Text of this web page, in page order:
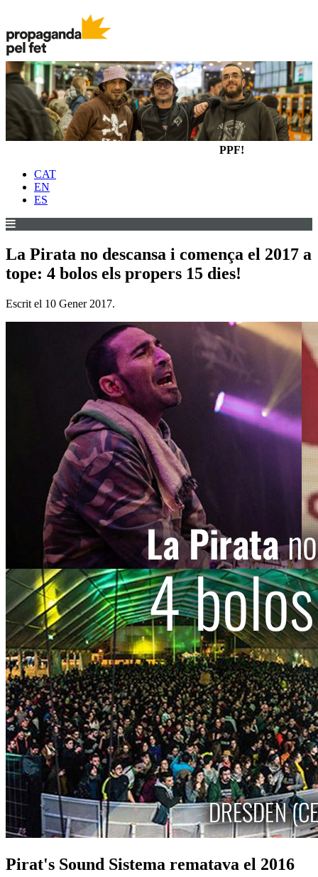
PPF!
CAT
EN
ES
La Pirata no descansa i comença el 2017 a
tope: 4 bolos els propers 15 dies!
Escrit el 10 Gener 2017.
Pirat's Sound Sistema rematava el 2016